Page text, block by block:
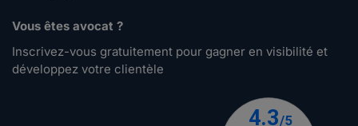
Vous êtes avocat ?
Inscrivez-vous gratuitement pour gagner en visibilité et
développez votre clientèle